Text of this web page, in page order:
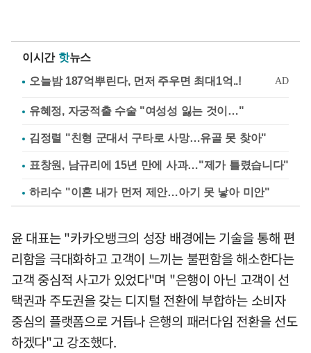
이시간 핫뉴스
유혜정, 자궁적출 수술 "여성성 잃는 것이…"
김정렬 "친형 군대서 구타로 사망…유골 못 찾아"
표창원, 남규리에 15년 만에 사과…"제가 틀렸습니다"
하리수 "이혼 내가 먼저 제안…아기 못 낳아 미안"
윤 대표는 "카카오뱅크의 성장 배경에는 기술을 통해 편
리함을 극대화하고 고객이 느끼는 불편함을 해소한다는
고객 중심적 사고가 있었다"며 "은행이 아닌 고객이 선
택권과 주도권을 갖는 디지털 전환에 부합하는 소비자
중심의 플랫폼으로 거듭나 은행의 패러다임 전환을 선도
하겠다"고 강조했다.